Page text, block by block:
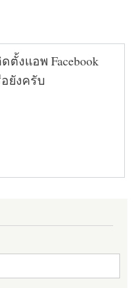
ตั้งแอพ Facebook
ยังครับ